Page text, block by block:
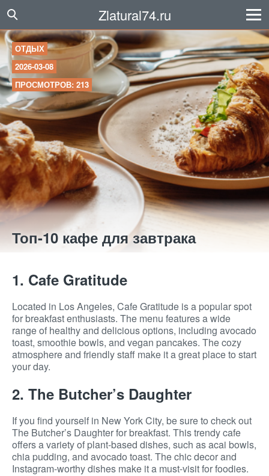
Zlatural74.ru
ОТДЫХ
2026-03-08
ПРОСМОТРОВ: 213
Топ-10 кафе для завтрака
1. Cafe Gratitude
Located in Los Angeles, Cafe Gratitude is a popular spot
for breakfast enthusiasts. The menu features a wide
range of healthy and delicious options, including avocado
toast, smoothie bowls, and vegan pancakes. The cozy
atmosphere and friendly staff make it a great place to start
your day.
2. The Butcher’s Daughter
If you find yourself in New York City, be sure to check out
The Butcher’s Daughter for breakfast. This trendy cafe
offers a variety of plant-based dishes, such as acai bowls,
chia pudding, and avocado toast. The chic decor and
Instagram-worthy dishes make it a must-visit for foodies.